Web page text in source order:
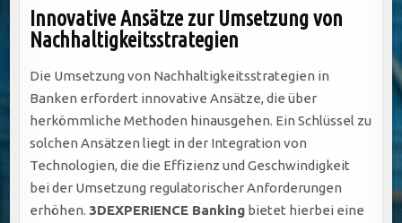
Innovative Ansätze zur Umsetzung von
Nachhaltigkeitsstrategien
Die Umsetzung von Nachhaltigkeitsstrategien in
Banken erfordert innovative Ansätze, die über
herkömmliche Methoden hinausgehen. Ein Schlüssel zu
solchen Ansätzen liegt in der Integration von
Technologien, die die Effizienz und Geschwindigkeit
bei der Umsetzung regulatorischer Anforderungen
erhöhen. 3DEXPERIENCE Banking bietet hierbei eine